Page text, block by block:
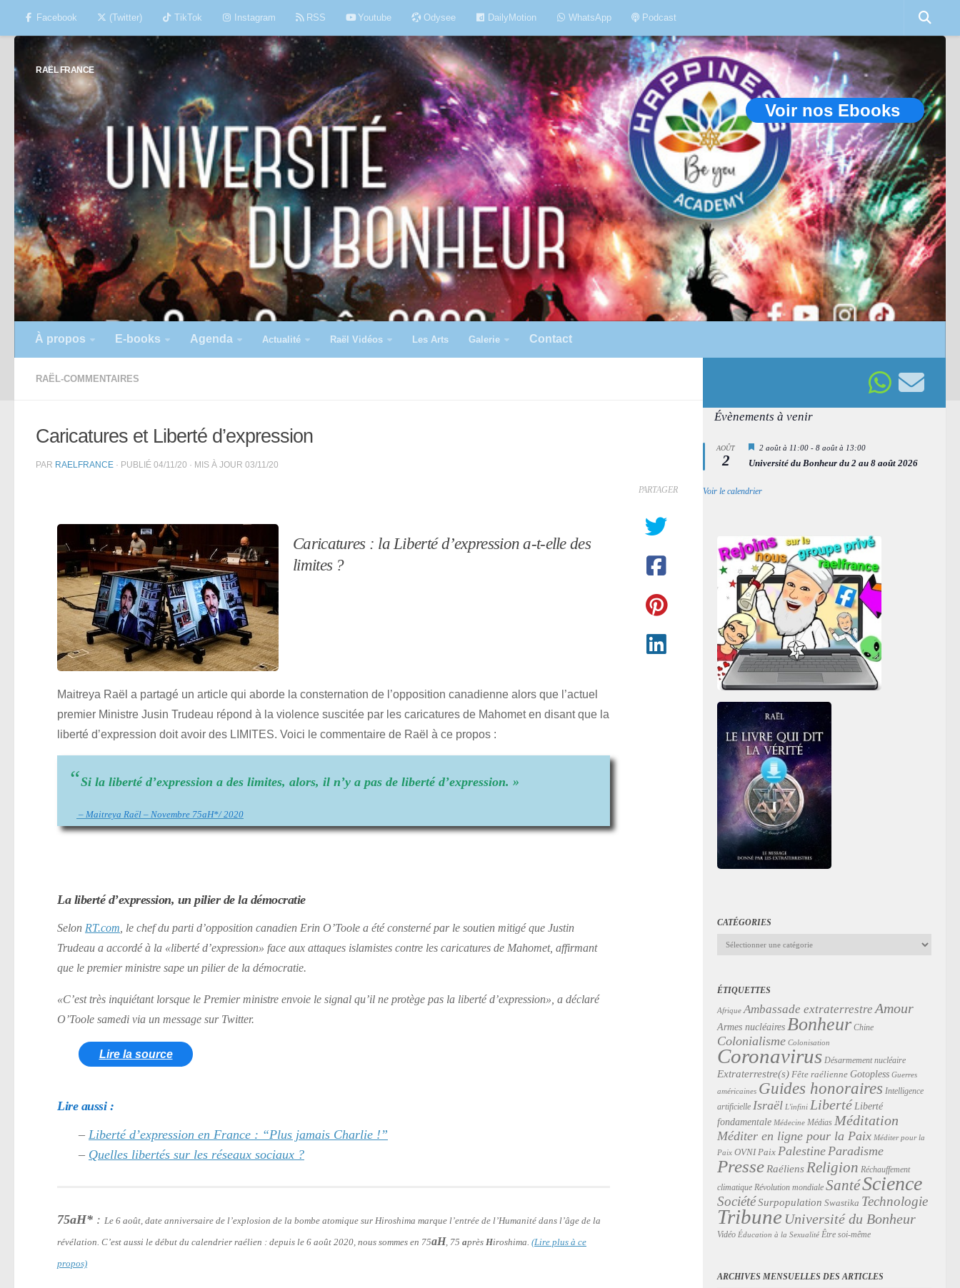
Skip to content
Facebook (Twitter) TikTok Instagram RSS Youtube Odysee DailyMotion WhatsApp Podcast
RAËL FRANCE
Voir nos Ebooks
À propos E-books Agenda Actualité Raël Vidéos Les Arts Galerie Contact
RAËL-COMMENTAIRES
Caricatures et Liberté d’expression
PAR RAELFRANCE · PUBLIÉ 04/11/20 · MIS À JOUR 03/11/20
Caricatures : la Liberté d’expression a-t-elle des
limites ?
Maitreya Raël a partagé un article qui aborde la consternation de l’opposition canadienne alors que l’actuel
premier Ministre Jusin Trudeau répond à la violence suscitée par les caricatures de Mahomet en disant que la
liberté d’expression doit avoir des LIMITES. Voici le commentaire de Raël à ce propos :
“Si la liberté d’expression a des limites, alors, il n’y a pas de liberté d’expression. »
– Maitreya Raël – Novembre 75aH*/ 2020
La liberté d’expression, un pilier de la démocratie
Selon RT.com, le chef du parti d’opposition canadien Erin O’Toole a été consterné par le soutien mitigé que Justin
Trudeau a accordé à la «liberté d’expression» face aux attaques islamistes contre les caricatures de Mahomet, affirmant
que le premier ministre sape un pilier de la démocratie.
«C’est très inquiétant lorsque le Premier ministre envoie le signal qu’il ne protège pas la liberté d’expression», a déclaré
O’Toole samedi via un message sur Twitter.
Lire la source
Lire aussi :
– Liberté d’expression en France : “Plus jamais Charlie !”
– Quelles libertés sur les réseaux sociaux ?
75aH* : Le 6 août, date anniversaire de l’explosion de la bombe atomique sur Hiroshima marque l’entrée de l’Humanité dans l’âge de la
révélation. C’est aussi le début du calendrier raélien : depuis le 6 août 2020, nous sommes en 75aH , 75 après Hiroshima. (Lire plus à ce
propos)
PARTAGER
Évènements à venir
AOÛT
2
Mis
avant
2 août à 11:00 - 8 août à 13:00
Université du Bonheur du 2 au 8 août 2026
Voir le calendrier
CATÉGORIES
Catégories
ÉTIQUETTES
Afrique Ambassade extraterrestre Amour
Armes nucléaires Bonheur Chine
Colonialisme Colonisation
Coronavirus Désarmement nucléaire
Extraterrestre(s) Fête raélienne Gotopless Guerres
américaines Guides honoraires Intelligence
artificielle Israël L'infini Liberté Liberté
fondamentale Médecine Médias Méditation
Méditer en ligne pour la Paix Méditer pour la
Paix OVNI Paix PalestineParadisme
PresseRaéliens Religion Réchauffement
climatique Révolution mondiale SantéScience
SociétéSurpopulation Swastika Technologie
Tribune Université du Bonheur
Vidéo Éducation à la Sexualité Être soi-même
ARCHIVES MENSUELLES DES ARTICLES